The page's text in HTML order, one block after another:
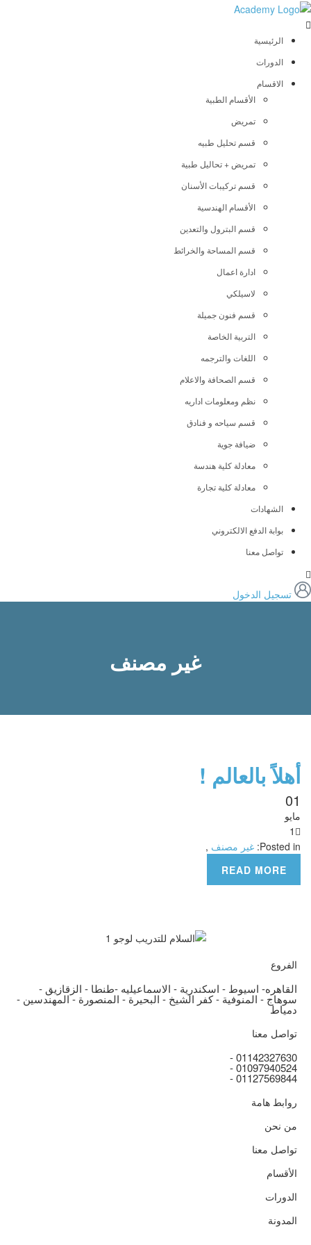
الرئيسية
الدورات
الاقسام
الأقسام الطبية
تمريض
قسم تحليل طبيه
تمريض + تحاليل طبية
قسم تركيبات الأسنان
الأقسام الهندسية
قسم البترول والتعدين
قسم المساحة والخرائط
ادارة اعمال
لاسيلكي
قسم فنون جميلة
التربية الخاصة
اللغات والترجمه
قسم الصحافة والاعلام
نظم ومعلومات اداريه
قسم سياحه و فنادق
ضيافة جوية
معادلة كلية هندسة
معادلة كلية تجارة
الشهادات
بوابة الدفع الالكتروني
تواصل معنا
تسجيل الدخول
غير مصنف
أهلاً بالعالم !
01
مايو
1
Posted in: غير مصنف ,
READ MORE
الفروع
القاهره- اسيوط - اسكندرية - الاسماعيليه -طنطا - الزقازيق -
سوهاج - المنوفية - كفر الشيخ - البحيرة - المنصورة - المهندسين -
دمياط
تواصل معنا
01142327630 -
01097940524 -
01127569844 -
روابط هامة
من نحن
تواصل معنا
الأقسام
الدورات
المدونة